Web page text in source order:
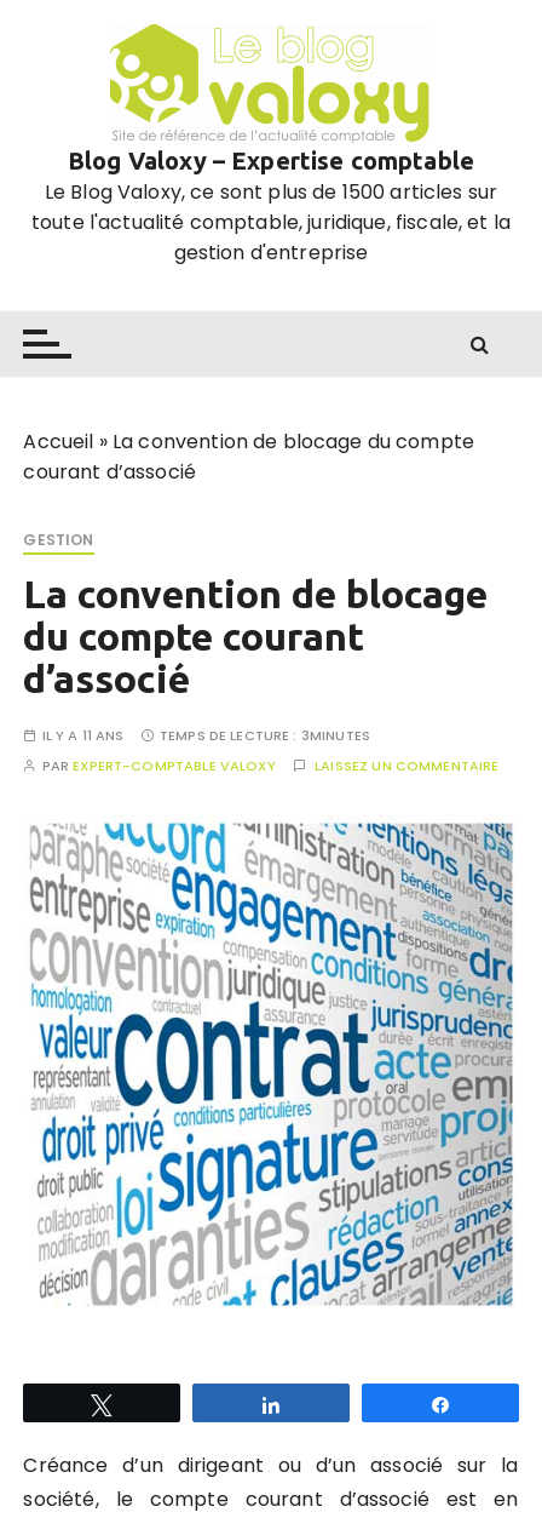
Blog Valoxy – Expertise comptable
Le Blog Valoxy, ce sont plus de 1500 articles sur
toute l'actualité comptable, juridique, fiscale, et la
gestion d'entreprise
Accueil » La convention de blocage du compte
courant d’associé
GESTION
La convention de blocage
du compte courant
d’associé
IL Y A 11 ANS TEMPS DE LECTURE : 3MINUTES
PAREXPERT-COMPTABLE VALOXY LAISSEZ UN COMMENTAIRE
Créance d’un dirigeant ou d’un associé sur la
société, le compte courant d’associé est en